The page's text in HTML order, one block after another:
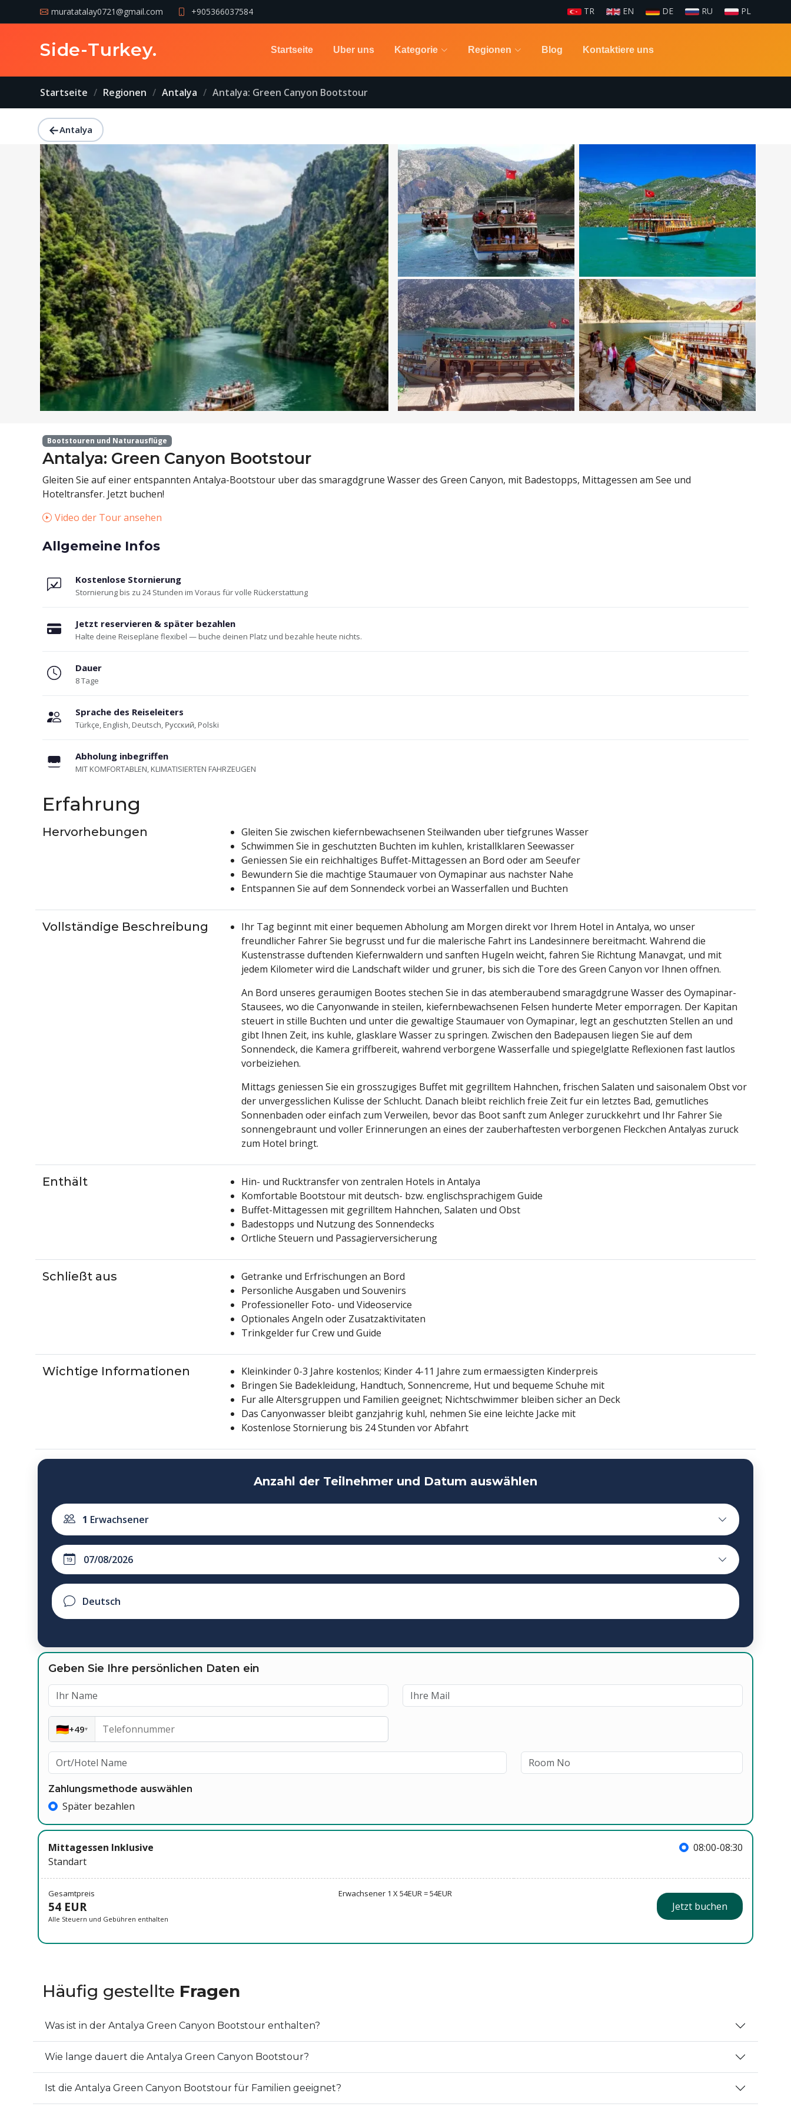
muratatalay0721@gmail.com +905366037584 TR EN DE RU PL
Side-Turkey. Startseite Uber uns Kategorie Regionen Blog Kontaktiere uns
Startseite Regionen Antalya Antalya: Green Canyon Bootstour
←Antalya
Bootstouren und Naturausflüge
Antalya: Green Canyon Bootstour
Gleiten Sie auf einer entspannten Antalya-Bootstour uber das smaragdgrune Wasser des Green Canyon, mit Badestopps, Mittagessen am See und
Hoteltransfer. Jetzt buchen!
Video der Tour ansehen
Allgemeine Infos
Kostenlose Stornierung
Stornierung bis zu 24 Stunden im Voraus für volle Rückerstattung
Jetzt reservieren & später bezahlen
Halte deine Reisepläne flexibel — buche deinen Platz und bezahle heute nichts.
Dauer
8 Tage
Sprache des Reiseleiters
Türkçe, English, Deutsch, Русский, Polski
Abholung inbegriffen
MIT KOMFORTABLEN, KLIMATISIERTEN FAHRZEUGEN
Erfahrung
Hervorhebungen
Gleiten Sie zwischen kiefernbewachsenen Steilwanden uber tiefgrunes Wasser
Schwimmen Sie in geschutzten Buchten im kuhlen, kristallklaren Seewasser
Geniessen Sie ein reichhaltiges Buffet-Mittagessen an Bord oder am Seeufer
Bewundern Sie die machtige Staumauer von Oymapinar aus nachster Nahe
Entspannen Sie auf dem Sonnendeck vorbei an Wasserfallen und Buchten
Vollständige Beschreibung
Ihr Tag beginnt mit einer bequemen Abholung am Morgen direkt vor Ihrem Hotel in Antalya, wo unser
freundlicher Fahrer Sie begrusst und fur die malerische Fahrt ins Landesinnere bereitmacht. Wahrend die
Kustenstrasse duftenden Kiefernwaldern und sanften Hugeln weicht, fahren Sie Richtung Manavgat, und mit
jedem Kilometer wird die Landschaft wilder und gruner, bis sich die Tore des Green Canyon vor Ihnen offnen.
An Bord unseres geraumigen Bootes stechen Sie in das atemberaubend smaragdgrune Wasser des Oymapinar-
Stausees, wo die Canyonwande in steilen, kiefernbewachsenen Felsen hunderte Meter emporragen. Der Kapitan
steuert in stille Buchten und unter die gewaltige Staumauer von Oymapinar, legt an geschutzten Stellen an und
gibt Ihnen Zeit, ins kuhle, glasklare Wasser zu springen. Zwischen den Badepausen liegen Sie auf dem
Sonnendeck, die Kamera griffbereit, wahrend verborgene Wasserfalle und spiegelglatte Reflexionen fast lautlos
vorbeiziehen.
Mittags geniessen Sie ein grosszugiges Buffet mit gegrilltem Hahnchen, frischen Salaten und saisonalem Obst vor
der unvergesslichen Kulisse der Schlucht. Danach bleibt reichlich freie Zeit fur ein letztes Bad, gemutliches
Sonnenbaden oder einfach zum Verweilen, bevor das Boot sanft zum Anleger zuruckkehrt und Ihr Fahrer Sie
sonnengebraunt und voller Erinnerungen an eines der zauberhaftesten verborgenen Fleckchen Antalyas zuruck
zum Hotel bringt.
Enthält
Hin- und Rucktransfer von zentralen Hotels in Antalya
Komfortable Bootstour mit deutsch- bzw. englischsprachigem Guide
Buffet-Mittagessen mit gegrilltem Hahnchen, Salaten und Obst
Badestopps und Nutzung des Sonnendecks
Ortliche Steuern und Passagierversicherung
Schließt aus
Getranke und Erfrischungen an Bord
Personliche Ausgaben und Souvenirs
Professioneller Foto- und Videoservice
Optionales Angeln oder Zusatzaktivitaten
Trinkgelder fur Crew und Guide
Wichtige Informationen
Kleinkinder 0-3 Jahre kostenlos; Kinder 4-11 Jahre zum ermaessigten Kinderpreis
Bringen Sie Badekleidung, Handtuch, Sonnencreme, Hut und bequeme Schuhe mit
Fur alle Altersgruppen und Familien geeignet; Nichtschwimmer bleiben sicher an Deck
Das Canyonwasser bleibt ganzjahrig kuhl, nehmen Sie eine leichte Jacke mit
Kostenlose Stornierung bis 24 Stunden vor Abfahrt
Anzahl der Teilnehmer und Datum auswählen
1 Erwachsener
Geben Sie Ihre persönlichen Daten ein
🇩🇪+49▾
Zahlungsmethode auswählen
Später bezahlen
Mittagessen Inklusive
Standart
08:00-08:30
Gesamtpreis
54 EUR
Alle Steuern und Gebühren enthalten
Erwachsener 1 X 54EUR = 54EUR
Jetzt buchen
Häufig gestellte Fragen
Was ist in der Antalya Green Canyon Bootstour enthalten?
Wie lange dauert die Antalya Green Canyon Bootstour?
Ist die Antalya Green Canyon Bootstour für Familien geeignet?